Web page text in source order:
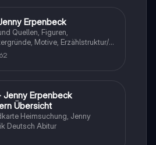
Erpenbeck
Quellen, Figuren,
Motive, Erzählstruktur/-
Jenny Erpenbeck
Übersicht
Heimsuchung, Jenny
Deutsch Abitur